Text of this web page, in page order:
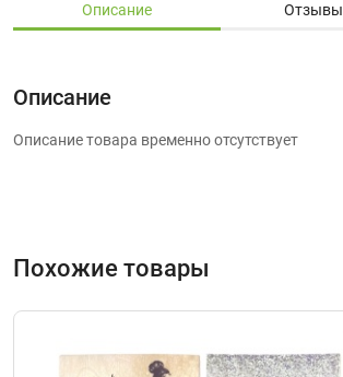
Описание Отзывы
Описание
Описание товара временно отсутствует
Похожие товары